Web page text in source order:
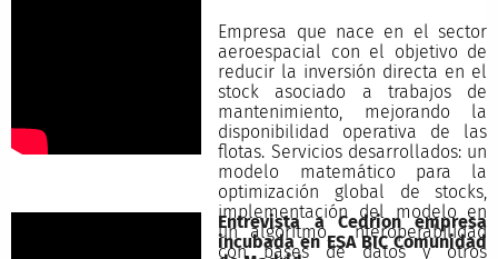
Empresa que nace en el sector
aeroespacial con el objetivo de
reducir la inversión directa en el
stock asociado a trabajos de
mantenimiento, mejorando la
disponibilidad operativa de las
flotas. Servicios desarrollados: un
modelo matemático para la
optimización global de stocks,
implementación del modelo en
un algoritmo, nteroperabilidad
con bases de datos y otros
Entrevista a Cedrion empresa
incubada en ESA BIC Comunidad